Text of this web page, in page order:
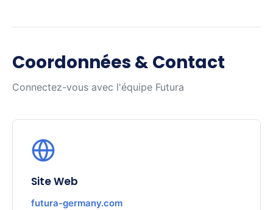
Coordonnées & Contact
Connectez-vous avec l'équipe Futura
Site Web
futura-germany.com